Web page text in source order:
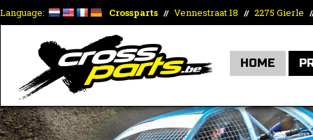
Language: Crossparts // Vennestraat 18 // 2275 Gierle
HOME